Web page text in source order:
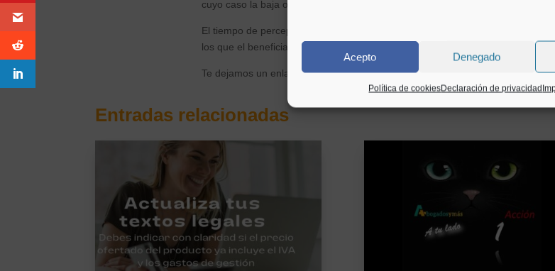
Acepto Denegado
Política de cookiesDeclaración de privacidad
cuyo caso la baja o cese se prorogará tácitamente, esto es, sin presentar nada
El tiempo de percepción de esta prestación extraordinaria no reducirá los
los que el beneficiario pueda tener derecho en el futuro.
Te dejamos un enlace a la página deSeguridad Social por si quieres ampliar
Entradas relacionadas